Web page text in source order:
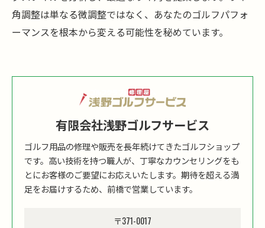
角調整は単なる微調整ではなく、あなたのゴルフパフォ
ーマンスを根本から変える可能性を秘めています。
有限会社浅野ゴルフサービス
ゴルフ用品の修理や販売を長年続けてきたゴルフショップ
です。高い技術を持つ職人が、丁寧なカウンセリングをも
とにお客様のご要望にお応えいたします。期待を超える満
足をお届けするため、前橋で営業しています。
〒371-0017